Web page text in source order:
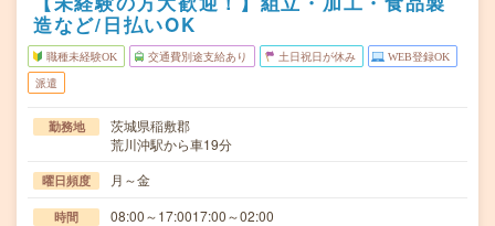
造など/日払いOK
職種未経験OK 交通費別途支給あり 土日祝日が休み WEB登録OK
派遣
勤務地
茨城県稲敷郡
荒川沖駅から車19分
曜日頻度 月～金
時間 08:00～17:0017:00～02:00